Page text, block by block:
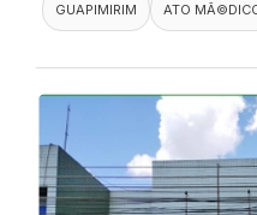
GUAPIMIRIM
ATO